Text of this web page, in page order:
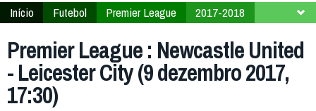
Início
Futebol Premier League
2017-2018
Premier League : Newcastle United
- Leicester City (9 dezembro 2017,
17:30)